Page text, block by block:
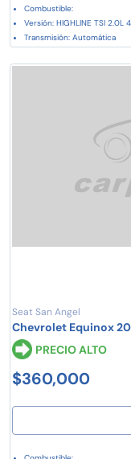
Combustible:
Versión: HIGHLINE TSI 2.0L
Transmisión: Automática
Seat San Angel
Chevrolet Equinox
PRECIO ALTO
$360,000